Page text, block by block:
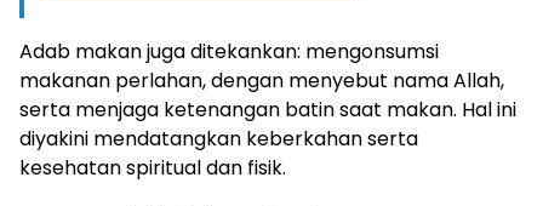
Adab makan juga ditekankan: mengonsumsi
makanan perlahan, dengan menyebut nama Allah,
serta menjaga ketenangan batin saat makan. Hal ini
diyakini mendatangkan keberkahan serta
kesehatan spiritual dan fisik.